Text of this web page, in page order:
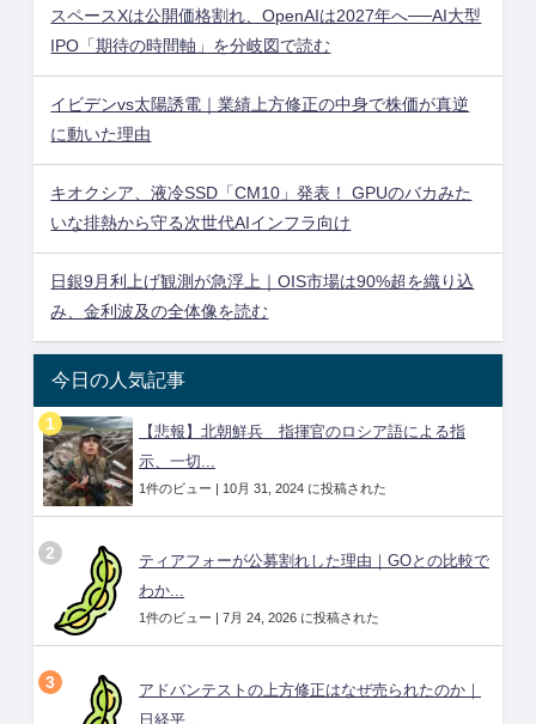
スペースXは公開価格割れ、OpenAIは2027年へ──AI大型
IPO「期待の時間軸」を分岐図で読む
イビデンvs太陽誘電｜業績上方修正の中身で株価が真逆
に動いた理由
キオクシア、液冷SSD「CM10」発表！ GPUのバカみた
いな排熱から守る次世代AIインフラ向け
日銀9月利上げ観測が急浮上｜OIS市場は90%超を織り込
み、金利波及の全体像を読む
今日の人気記事
【悲報】北朝鮮兵 指揮官のロシア語による指
示、一切...
1件のビュー | 10月 31, 2024 に投稿された
ティアフォーが公募割れした理由｜GOとの比較で
わか...
1件のビュー | 7月 24, 2026 に投稿された
アドバンテストの上方修正はなぜ売られたのか｜
日経平...